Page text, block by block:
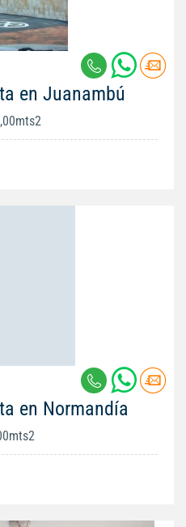
en Juanambú
en Normandía